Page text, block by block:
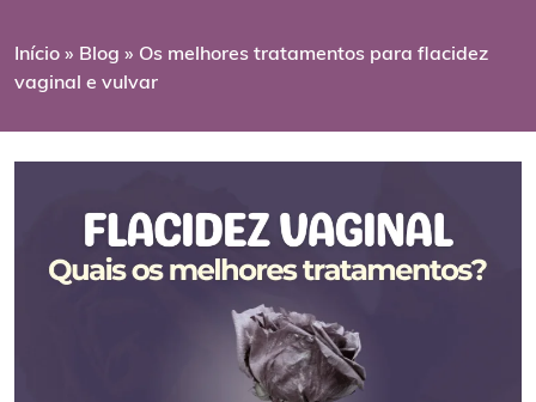
Início » Blog » Os melhores tratamentos para flacidez
vaginal e vulvar